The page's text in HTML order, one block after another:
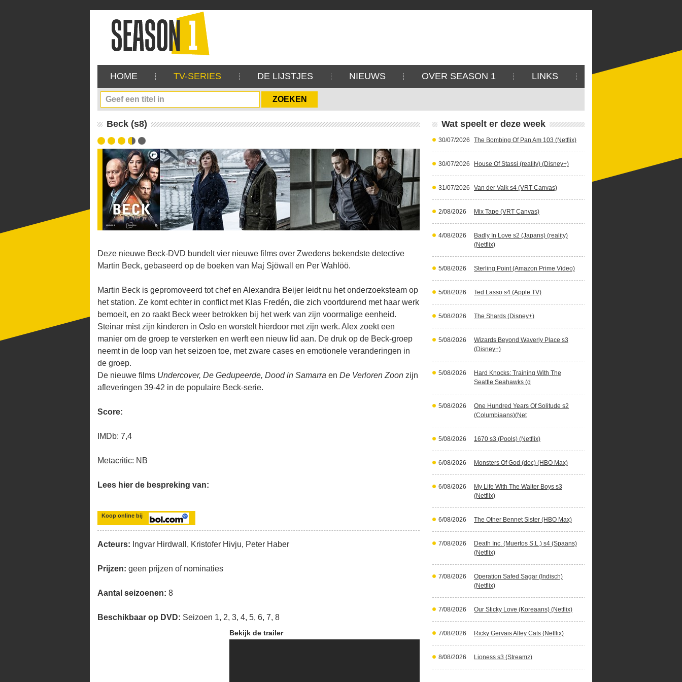
HOME TV-SERIES DE LIJSTJES NIEUWS OVER SEASON 1 LINKS
Beck (s8)
Deze nieuwe Beck-DVD bundelt vier nieuwe films over Zwedens bekendste detective
Martin Beck, gebaseerd op de boeken van Maj Sjöwall en Per Wahlöö.
Martin Beck is gepromoveerd tot chef en Alexandra Beijer leidt nu het onderzoeksteam op
het station. Ze komt echter in conflict met Klas Fredén, die zich voortdurend met haar werk
bemoeit, en zo raakt Beck weer betrokken bij het werk van zijn voormalige eenheid.
Steinar mist zijn kinderen in Oslo en worstelt hierdoor met zijn werk. Alex zoekt een
manier om de groep te versterken en werft een nieuw lid aan. De druk op de Beck-groep
neemt in de loop van het seizoen toe, met zware cases en emotionele veranderingen in
de groep.
De nieuwe films Undercover, De Gedupeerde, Dood in Samarra en De Verloren Zoon zijn
afleveringen 39-42 in de populaire Beck-serie.
Score:
IMDb: 7,4
Metacritic: NB
Lees hier de bespreking van:
Koop online bij
Acteurs: Ingvar Hirdwall, Kristofer Hivju, Peter Haber
Prijzen: geen prijzen of nominaties
Aantal seizoenen: 8
Beschikbaar op DVD: Seizoen 1, 2, 3, 4, 5, 6, 7, 8
Bekijk de trailer
Wat speelt er deze week
30/07/2026 The Bombing Of Pan Am 103 (Netflix)
30/07/2026 House Of Stassi (reality) (Disney+)
31/07/2026 Van der Valk s4 (VRT Canvas)
2/08/2026 Mix Tape (VRT Canvas)
4/08/2026
Badly In Love s2 (Japans) (reality)
(Netflix)
5/08/2026 Sterling Point (Amazon Prime Video)
5/08/2026 Ted Lasso s4 (Apple TV)
5/08/2026 The Shards (Disney+)
5/08/2026
Wizards Beyond Waverly Place s3
(Disney+)
5/08/2026
Hard Knocks: Training With The
Seattle Seahawks (d
5/08/2026
One Hundred Years Of Solitude s2
(Columbiaans)(Net
5/08/2026 1670 s3 (Pools) (Netflix)
6/08/2026 Monsters Of God (doc) (HBO Max)
6/08/2026
My Life With The Walter Boys s3
(Netflix)
6/08/2026 The Other Bennet Sister (HBO Max)
7/08/2026
Death Inc. (Muertos S.L.) s4 (Spaans)
(Netflix)
7/08/2026
Operation Safed Sagar (Indisch)
(Netflix)
7/08/2026 Our Sticky Love (Koreaans) (Netflix)
7/08/2026 Ricky Gervais Alley Cats (Netflix)
8/08/2026 Lioness s3 (Streamz)